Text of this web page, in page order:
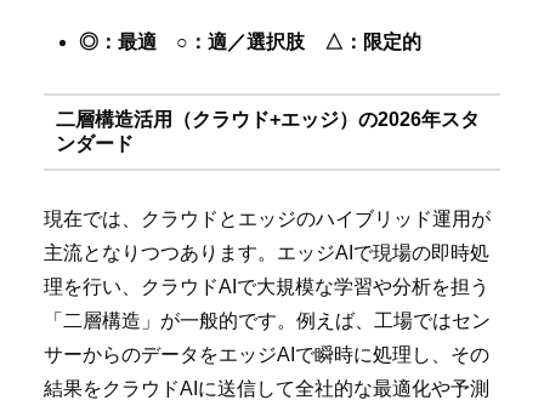
◎：最適 ○：適／選択肢 △：限定的
二層構造活用（クラウド+エッジ）の2026年スタ
ンダード
現在では、クラウドとエッジのハイブリッド運用が
主流となりつつあります。エッジAIで現場の即時処
理を行い、クラウドAIで大規模な学習や分析を担う
「二層構造」が一般的です。例えば、工場ではセン
サーからのデータをエッジAIで瞬時に処理し、その
結果をクラウドAIに送信して全社的な最適化や予測